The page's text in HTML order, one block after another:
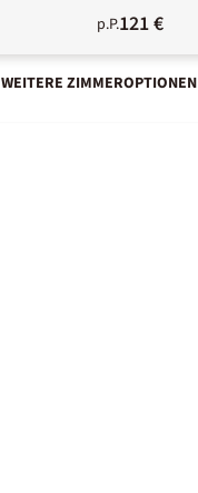
p.P.121 €
WEITERE ZIMMEROPTIONEN